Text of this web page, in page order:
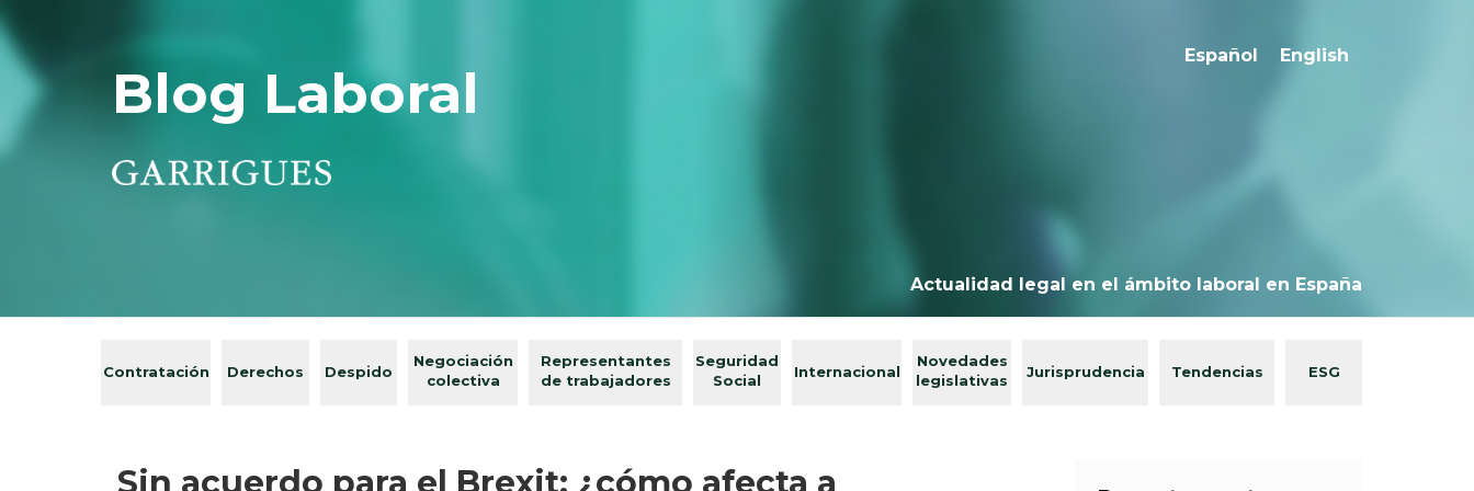
Blog Laboral
Español English
Actualidad legal en el ámbito laboral en España
Contratación Derechos Despido
Negociación
colectiva
Representantes
de trabajadores
Seguridad
Social
Internacional
Novedades
legislativas
Jurisprudencia Tendencias ESG